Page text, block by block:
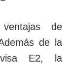
de
de la
E2, la